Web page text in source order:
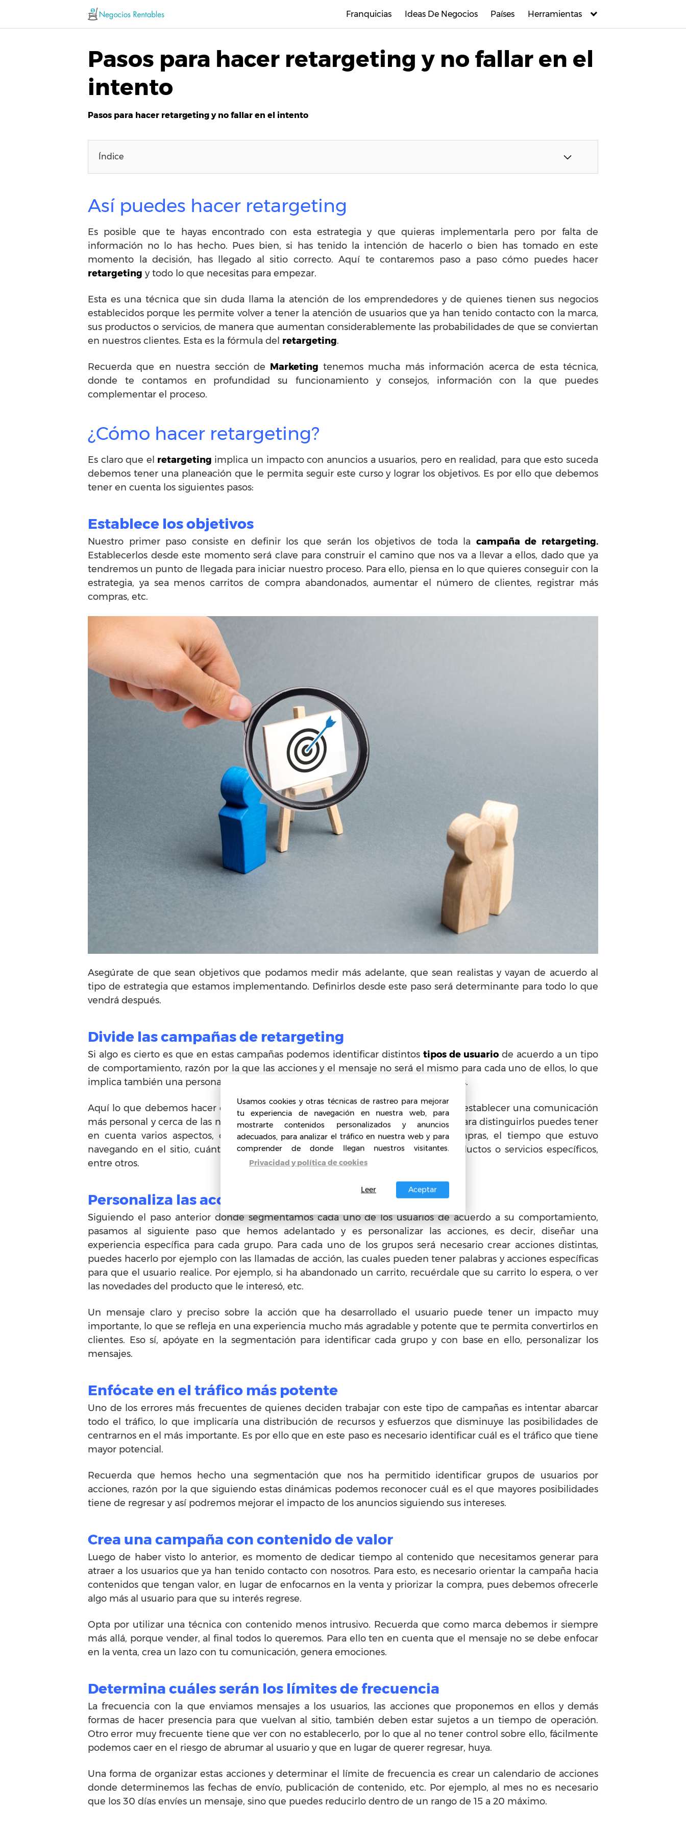
contenido
Franquicias Ideas De Negocios Países Herramientas
Pasos para hacer retargeting y no fallar en el
intento
Pasos para hacer retargeting y no fallar en el intento
Índice
Así puedes hacer retargeting
Es posible que te hayas encontrado con esta estrategia y que quieras implementarla pero por falta de
información no lo has hecho. Pues bien, si has tenido la intención de hacerlo o bien has tomado en este
momento la decisión, has llegado al sitio correcto. Aquí te contaremos paso a paso cómo puedes hacer
retargeting y todo lo que necesitas para empezar.
Esta es una técnica que sin duda llama la atención de los emprendedores y de quienes tienen sus negocios
establecidos porque les permite volver a tener la atención de usuarios que ya han tenido contacto con la marca,
sus productos o servicios, de manera que aumentan considerablemente las probabilidades de que se conviertan
en nuestros clientes. Esta es la fórmula del retargeting.
Recuerda que en nuestra sección de Marketing tenemos mucha más información acerca de esta técnica,
donde te contamos en profundidad su funcionamiento y consejos, información con la que puedes
complementar el proceso.
¿Cómo hacer retargeting?
Es claro que el retargeting implica un impacto con anuncios a usuarios, pero en realidad, para que esto suceda
debemos tener una planeación que le permita seguir este curso y lograr los objetivos. Es por ello que debemos
tener en cuenta los siguientes pasos:
Establece los objetivos
Nuestro primer paso consiste en definir los que serán los objetivos de toda la campaña de retargeting.
Establecerlos desde este momento será clave para construir el camino que nos va a llevar a ellos, dado que ya
tendremos un punto de llegada para iniciar nuestro proceso. Para ello, piensa en lo que quieres conseguir con la
estrategia, ya sea menos carritos de compra abandonados, aumentar el número de clientes, registrar más
compras, etc.
Asegúrate de que sean objetivos que podamos medir más adelante, que sean realistas y vayan de acuerdo al
tipo de estrategia que estamos implementando. Definirlos desde este paso será determinante para todo lo que
vendrá después.
Divide las campañas de retargeting
Si algo es cierto es que en estas campañas podemos identificar distintos tipos de usuariode acuerdo a un tipo
de comportamiento, razón por la que las acciones y el mensaje no será el mismo para cada uno de ellos, lo que
implica también una personalización de los mensajes y las acciones que realizamos.
Aquí lo que debemos hacer es segmentar las campañas, de forma que podamos establecer una comunicación
más personal y cerca de las necesidades e intereses de cada uno de los usuarios. Para distinguirlos puedes tener
en cuenta varios aspectos, como por ejemplo si dejó o no un carrito de compras, el tiempo que estuvo
navegando en el sitio, cuántas veces ha ido al sitio, el ingreso a páginas de productos o servicios específicos,
entre otros.
Personaliza las acciones
Siguiendo el paso anterior donde segmentamos cada uno de los usuarios de acuerdo a su comportamiento,
pasamos al siguiente paso que hemos adelantado y es personalizar las acciones, es decir, diseñar una
experiencia específica para cada grupo. Para cada uno de los grupos será necesario crear acciones distintas,
puedes hacerlo por ejemplo con las llamadas de acción, las cuales pueden tener palabras y acciones específicas
para que el usuario realice. Por ejemplo, si ha abandonado un carrito, recuérdale que su carrito lo espera, o ver
las novedades del producto que le interesó, etc.
Un mensaje claro y preciso sobre la acción que ha desarrollado el usuario puede tener un impacto muy
importante, lo que se refleja en una experiencia mucho más agradable y potente que te permita convertirlos en
clientes. Eso sí, apóyate en la segmentación para identificar cada grupo y con base en ello, personalizar los
mensajes.
Enfócate en el tráfico más potente
Uno de los errores más frecuentes de quienes deciden trabajar con este tipo de campañas es intentar abarcar
todo el tráfico, lo que implicaría una distribución de recursos y esfuerzos que disminuye las posibilidades de
centrarnos en el más importante. Es por ello que en este paso es necesario identificar cuál es el tráfico que tiene
mayor potencial.
Recuerda que hemos hecho una segmentación que nos ha permitido identificar grupos de usuarios por
acciones, razón por la que siguiendo estas dinámicas podemos reconocer cuál es el que mayores posibilidades
tiene de regresar y así podremos mejorar el impacto de los anuncios siguiendo sus intereses.
Crea una campaña con contenido de valor
Luego de haber visto lo anterior, es momento de dedicar tiempo al contenido que necesitamos generar para
atraer a los usuarios que ya han tenido contacto con nosotros. Para esto, es necesario orientar la campaña hacia
contenidos que tengan valor, en lugar de enfocarnos en la venta y priorizar la compra, pues debemos ofrecerle
algo más al usuario para que su interés regrese.
Opta por utilizar una técnica con contenido menos intrusivo. Recuerda que como marca debemos ir siempre
más allá, porque vender, al final todos lo queremos. Para ello ten en cuenta que el mensaje no se debe enfocar
en la venta, crea un lazo con tu comunicación, genera emociones.
Determina cuáles serán los límites de frecuencia
La frecuencia con la que enviamos mensajes a los usuarios, las acciones que proponemos en ellos y demás
formas de hacer presencia para que vuelvan al sitio, también deben estar sujetos a un tiempo de operación.
Otro error muy frecuente tiene que ver con no establecerlo, por lo que al no tener control sobre ello, fácilmente
podemos caer en el riesgo de abrumar al usuario y que en lugar de querer regresar, huya.
Una forma de organizar estas acciones y determinar el límite de frecuencia es crear un calendario de acciones
donde determinemos las fechas de envío, publicación de contenido, etc. Por ejemplo, al mes no es necesario
que los 30 días envíes un mensaje, sino que puedes reducirlo dentro de un rango de 15 a 20 máximo.
Usamos cookies y otras técnicas de rastreo para mejorar
tu experiencia de navegación en nuestra web, para
mostrarte contenidos personalizados y anuncios
adecuados, para analizar el tráfico en nuestra web y para
comprender de donde llegan nuestros visitantes.
Privacidad y política de cookies
Aceptar
Leer